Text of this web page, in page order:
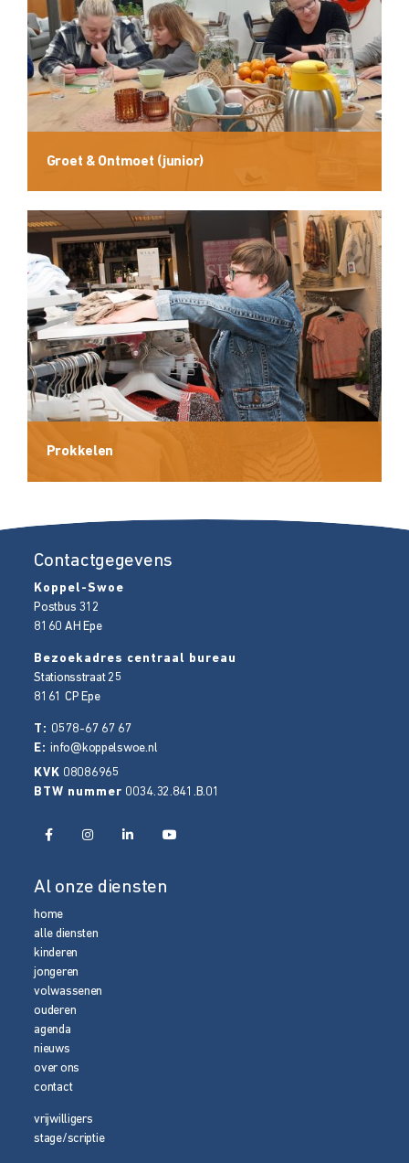
Groet & Ontmoet (junior)
Prokkelen
Contactgegevens
Koppel-Swoe
Postbus 312
8160 AH Epe
Bezoekadres centraal bureau
Stationsstraat 25
8161 CP Epe
T: 0578-67 67 67
E:info@koppelswoe.nl
KVK 08086965
BTW nummer 0034.32.841.B.01
Al onze diensten
home
alle diensten
kinderen
jongeren
volwassenen
ouderen
agenda
nieuws
over ons
contact
vrijwilligers
stage/scriptie